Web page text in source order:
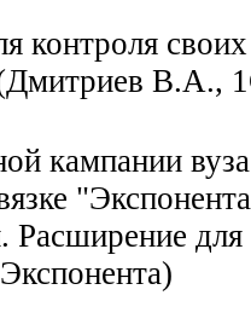
контроля
(Дмитриев В.А.,
кампании
Расширение